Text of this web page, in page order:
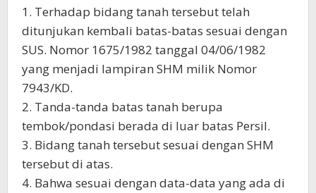
1. Terhadap bidang tanah tersebut telah
ditunjukan kembali batas-batas sesuai dengan
SUS. Nomor 1675/1982 tanggal 04/06/1982
yang menjadi lampiran SHM milik Nomor
7943/KD.
2. Tanda-tanda batas tanah berupa
tembok/pondasi berada di luar batas Persil.
3. Bidang tanah tersebut sesuai dengan SHM
tersebut di atas.
4. Bahwa sesuai dengan data-data yang ada di